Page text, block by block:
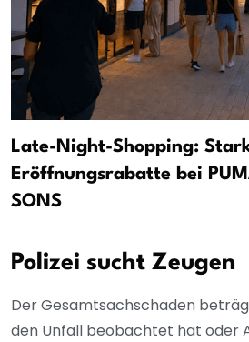
Late-Night-Shopping:
Eröffnungsrabatte bei
SONS
Polizei sucht Zeugen
Der Gesamtsachschaden
den Unfall beobachtet hat oder